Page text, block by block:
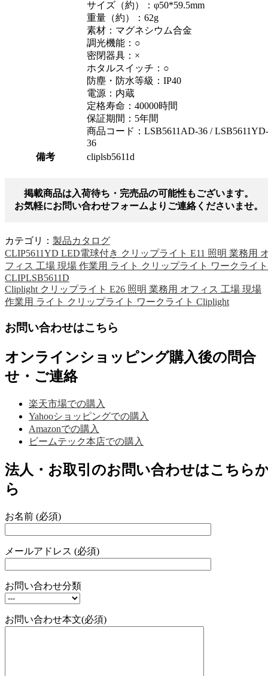
サイズ（約）：φ50*59.5mm
重量（約）：62g
素材：マグネシウム合金
調光機能：○
密閉器具：×
ホタルスイッチ：○
防塵・防水等級：IP40
電源：内蔵
定格寿命：40000時間
保証期間：5年間
商品コード：LSB5611AD-36 / LSB5611YD-
36
備考
cliplsb5611d
掲載商品は入荷待ち・完売品の可能性もございます。
お気軽にお問い合わせフォームよりご連絡くださいませ。
カテゴリ： 製品カタログ
CLIP5611YD LED電球付き クリップライト E11 照明 業務用
フィス 工場 現場 作業用 ライト クリップライト ワークライト
CLIPLSB5611D
Cliplight クリップライト E26 照明 業務用 オフィス 工場 現場
作業用 ライト クリップライト ワークライト Cliplight
お問い合わせはこちら
オンラインショッピング購入後の問合
せ・ご連絡
楽天市場での購入
Yahooショッピングでの購入
Amazonでの購入
ビームテック本店での購入
法人・お取引のお問い合わせはこちら
ら
お名前 (必須)
メールアドレス (必須)
お問い合わせ分類
お問い合わせ本文(必須)